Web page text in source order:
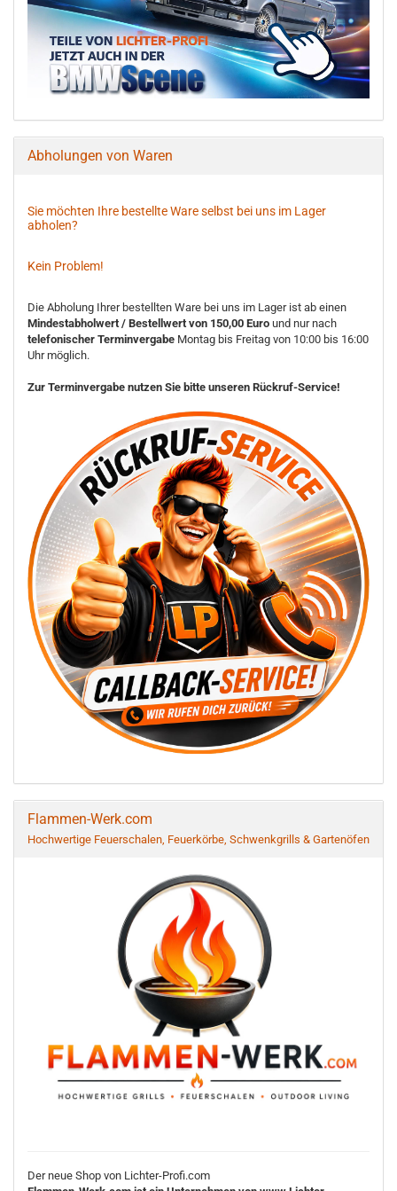
Abholungen von Waren
Sie möchten Ihre bestellte Ware selbst bei uns im Lager
abholen?
Kein Problem!
Die Abholung Ihrer bestellten Ware bei uns im Lager ist ab einen
Mindestabholwert / Bestellwert von 150,00 Euro und nur nach
telefonischer Terminvergabe Montag bis Freitag von 10:00 bis 16:00
Uhr möglich.
Zur Terminvergabe nutzen Sie bitte unseren Rückruf-Service!
Flammen-Werk.com
Hochwertige Feuerschalen, Feuerkörbe, Schwenkgrills & Gartenöfen
Der neue Shop von Lichter-Profi.com